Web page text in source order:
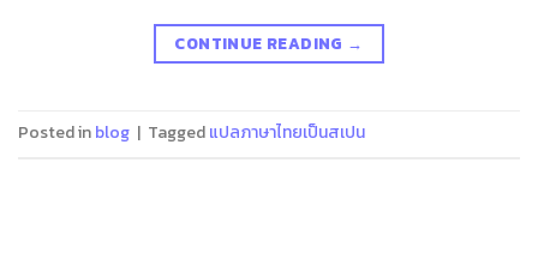
CONTINUE READING →
Posted inblog | Taggedแปลภาษาไทยเป็นสเปน